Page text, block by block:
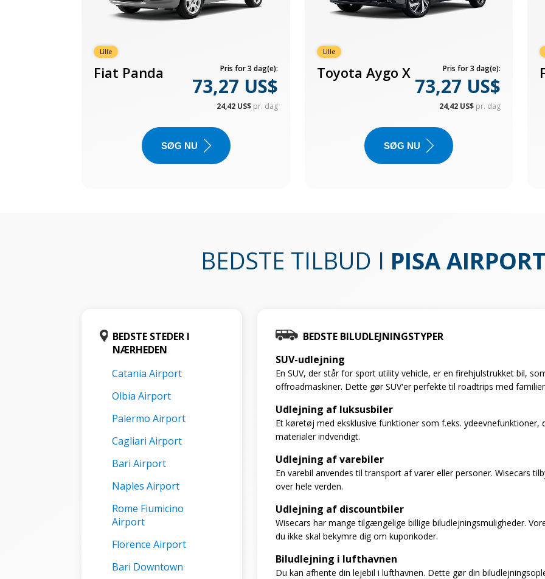
Lille
Fiat Panda Pris for 3 dag(e):
73,27 US$
24,42 US$ pr. dag
SØG NU
Lille
Toyota Aygo X Pris for 3 dag(e):
73,27 US$
24,42 US$ pr. dag
SØG NU
BEDSTE TILBUD I PISA
BEDSTE STEDER I
NÆRHEDEN
Catania Airport
Olbia Airport
Palermo Airport
Cagliari Airport
Bari Airport
Naples Airport
Rome Fiumicino
Airport
Florence Airport
Bari Downtown
BEDSTE BILUDLEJNINGSTYPER
SUV-udlejning
En SUV, der står for sport utility vehicle, er en firehjulstrukket bil,
offroadmaskiner. Dette gør SUV'er perfekte til roadtrips med
Udlejning af luksusbiler
Et køretøj med eksklusive funktioner som f.eks.
materialer indvendigt.
Udlejning af varebiler
En varebil anvendes til transport af varer eller personer. Wisecars
over hele verden.
Udlejning af discountbiler
Wisecars har mange tilgængelige billige biludlejningsmuligheder.
du ikke skal bekymre dig om kuponkoder.
Biludlejning i lufthavnen
Du kan afhente din lejebil i lufthavnen. Dette gør din